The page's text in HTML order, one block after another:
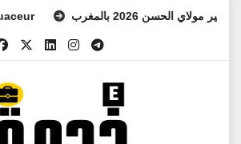
مولاي الحسن 2026 بالمغرب